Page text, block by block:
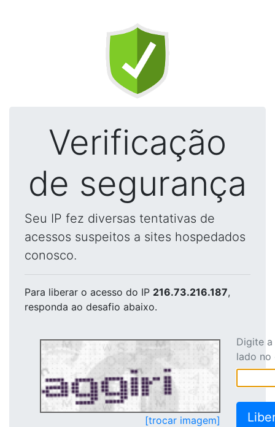
Verificação
de segurança
Seu IP fez diversas tentativas de
acessos suspeitos a sites hospedados
conosco.
Para liberar o acesso do IP 216.73.216.187,
responda ao desafio abaixo.
[trocar imagem]
Digite
lado no